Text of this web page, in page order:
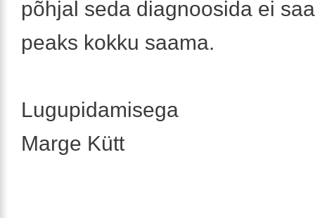
põhjal seda diagnoosida ei
peaks kokku saama.
Lugupidamisega
Marge Kütt